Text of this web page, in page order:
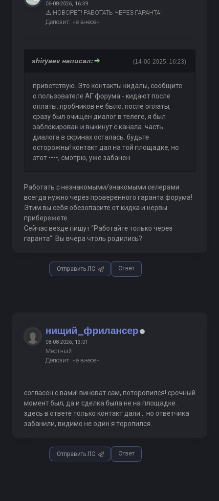
06-08-2026, 16:39
⚠️ НОВОРЕГ! РАБОТАТЬ ЧЕРЕЗ ГАРАНТА!
Депозит: не внесен
(14-06-2025, 16:23)
shiryaev написал:
приветствую. Это контакты кидалы, сообщите
о пользователе АГ форума - кидают после
оплаты. пробников не было. после оплаты,
сразу был очищен диалог в телеге, я был
заблокирован и выкинут с канала. часть
диалога в скринах осталась. будьте
осторожны! контакт дал на той площадке, но
этот ••••, смотрю, уже забанен.
Работать с незнакомыми/знакомыми селерами
всегда нужно через проверенного гаранта форума!
Этим вы себя обезопасите от кидка и нервы
прибережете.
Сейчас везде пишут "Работайте только через
гаранта". Вы вчера чтоль родились?
Отправить ЛС Ответ
нищий_фрилансер
08-08-2026, 13:01
Местный
Депозит: не внесен
согласен с вами! виноват сам, поторопился! срочный
момент был, да и сделка была не на площадке.
здесь в ответе только контакт дали... но ответчика
забанили, видимо не один я торопился.
Отправить ЛС Ответ